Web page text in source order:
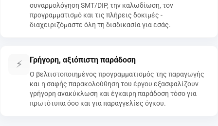
συναρμολόγηση SMT/DIP, την καλωδίωση, τον
προγραμματισμό και τις πλήρεις δοκιμές -
διαχειριζόμαστε όλη τη διαδικασία για εσάς.
⚡ Γρήγορη, αξιόπιστη παράδοση
Ο βελτιστοποιημένος προγραμματισμός της παραγωγής
και η σαφής παρακολούθηση του έργου εξασφαλίζουν
γρήγορη ανακύκλωση και έγκαιρη παράδοση τόσο για
πρωτότυπα όσο και για παραγγελίες όγκου.